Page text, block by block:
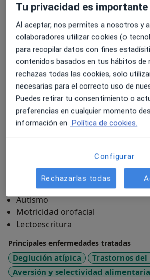
aprendizaje, así como en Trastornos
Autista (TEA).
Complemento mi labor como
alimentación complementaria y
ofrezco seguimiento antes y tras
las frenectomías, que son
corregir alteraciones en el frenillo
Atiendo a pacientes de todas las
nacidos hasta adultos. Mi forma de
el compromiso constante de
mejor atención personalizada a
Especialista en:
Atención temprana
Autismo
Motricidad orofacial
Lectoescritura
Principales enfermedades tratadas
Deglución atípica
Trastornos
Aversión y selectividad
Tu privacidad es importante
Al aceptar, nos permites a nosotros y
colaboradores utilizar cookies (o
para recopilar datos con fines
contenidos basados en tus hábitos de
rechazas todas las cookies, solo
necesarias para el correcto uso de
Puedes retirar tu consentimiento o
preferencias en cualquier momento
información en Política de cookies.
Configurar
Rechazarlas todas